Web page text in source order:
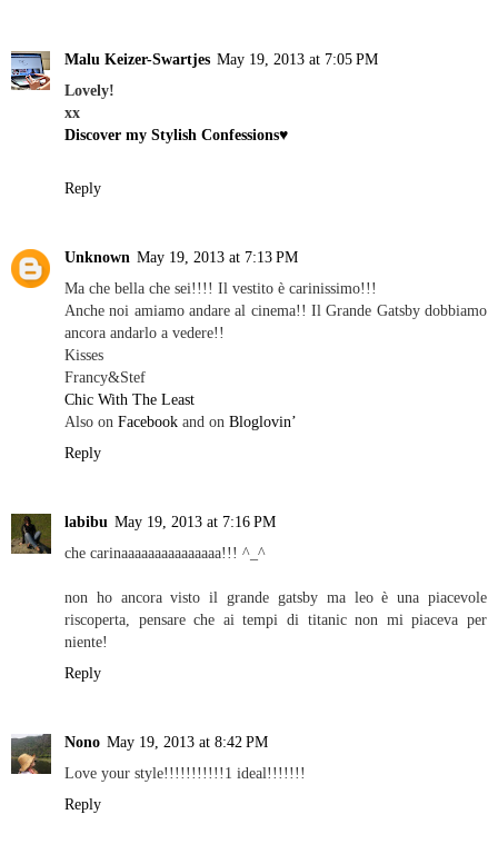
Malu Keizer-Swartjes May 19, 2013 at 7:05 PM
Lovely!
xx
Discover my Stylish Confessions♥
Reply
Unknown May 19, 2013 at 7:13 PM
Ma che bella che sei!!!! Il vestito è carinissimo!!!
Anche noi amiamo andare al cinema!! Il Grande Gatsby dobbiamo
ancora andarlo a vedere!!
Kisses
Francy&Stef
Chic With The Least
Also on Facebook and on Bloglovin’
Reply
labibu May 19, 2013 at 7:16 PM
che carinaaaaaaaaaaaaaaa!!! ^_^
non ho ancora visto il grande gatsby ma leo è una piacevole
riscoperta, pensare che ai tempi di titanic non mi piaceva per
niente!
Reply
Nono May 19, 2013 at 8:42 PM
Love your style!!!!!!!!!!!1 ideal!!!!!!!
Reply